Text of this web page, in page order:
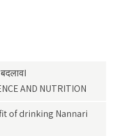
AND NUTRITION
of drinking Nannari